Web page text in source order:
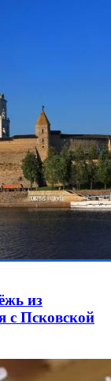
из
с Псковской